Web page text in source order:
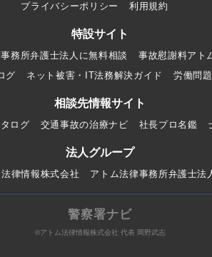
プライバシーポリシー 利用規約
特設サイト
務所弁護士法人に無料相談 事故慰謝料アト
グ
ネット被害・IT法務解決ガイド 労働問
相談先情報サイト
ログ 交通事故の治療ナビ 社長プロ名鑑
法人グループ
律情報株式会社 アトム法律事務所弁護士法
警察署ナビ
©アトム法律情報株式会社 代表 岡野武志